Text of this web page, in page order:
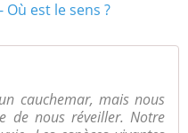
cauchemar, mais nous
de nous réveiller. Notre